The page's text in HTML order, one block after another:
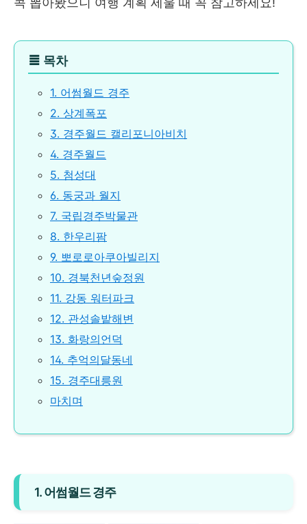
≣ 목차
1. 어썸월드 경주
2. 상계폭포
3. 경주월드 캘리포니아비치
4. 경주월드
5. 첨성대
6. 동궁과 월지
7. 국립경주박물관
8. 한우리팜
9. 뽀로로아쿠아빌리지
10. 경북천년숲정원
11. 강동 워터파크
12. 관성솔밭해변
13. 화랑의언덕
14. 추억의달동네
15. 경주대릉원
마치며
1. 어썸월드 경주